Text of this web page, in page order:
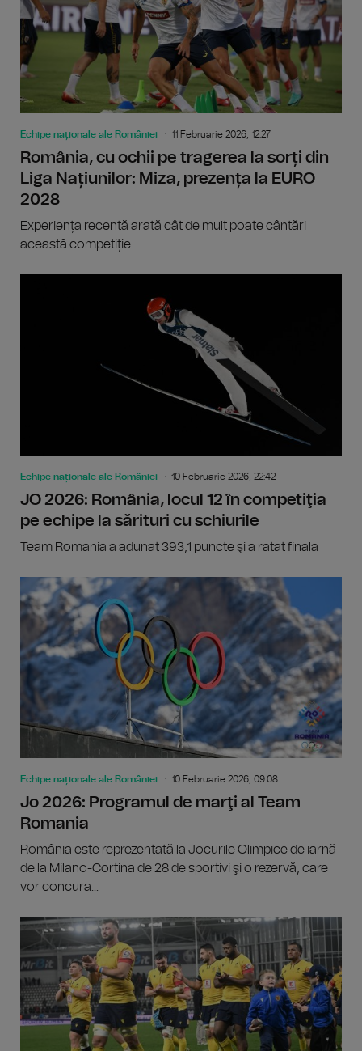
Echipe naționale ale României 11 Februarie 2026, 12:27
România, cu ochii pe tragerea la sorți din
Liga Națiunilor: Miza, prezența la EURO
2028
Experiența recentă arată cât de mult poate cântări
această competiție.
Echipe naționale ale României 10 Februarie 2026, 22:42
JO 2026: România, locul 12 în competiţia
pe echipe la sărituri cu schiurile
Team Romania a adunat 393,1 puncte şi a ratat finala
Echipe naționale ale României 10 Februarie 2026, 09:08
Jo 2026: Programul de marţi al Team
Romania
România este reprezentată la Jocurile Olimpice de iarnă
de la Milano-Cortina de 28 de sportivi şi o rezervă, care
vor concura...